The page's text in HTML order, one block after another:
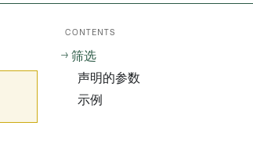
CONTENTS
筛选
声明的参数
示例